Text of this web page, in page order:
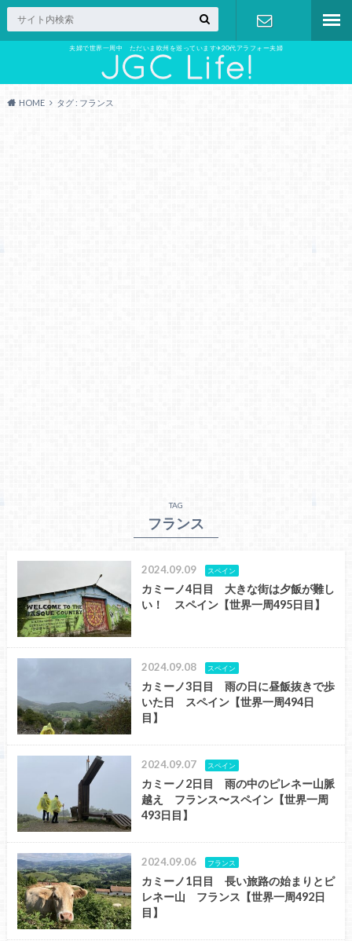
夫婦で世界一周中 ただいま欧州を巡っています✈︎30代アラフォー夫婦
お問い合わ
HOME タグ : フランス
TAG
フランス
2024.09.09 スペイン
カミーノ4日目 大きな街は夕飯が難し
い！ スペイン【世界一周495日目】
2024.09.08 スペイン
カミーノ3日目 雨の日に昼飯抜きで歩
いた日 スペイン【世界一周494日
目】
2024.09.07 スペイン
カミーノ2日目 雨の中のピレネー山脈
越え フランス〜スペイン【世界一周
493日目】
2024.09.06 フランス
カミーノ1日目 長い旅路の始まりとピ
レネー山 フランス【世界一周492日
目】